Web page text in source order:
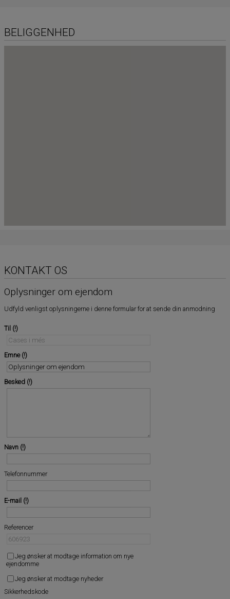
BELIGGENHED
KONTAKT OS
Oplysninger om ejendom
Udfyld venligst oplysningerne i denne formular for at sende din anmodning
Til
Emne
Besked
Navn
Telefonnummer
E-mail
Referencer
Jeg ønsker at modtage information om nye
ejendomme
Jeg ønsker at modtage nyheder
Sikkerhedskode